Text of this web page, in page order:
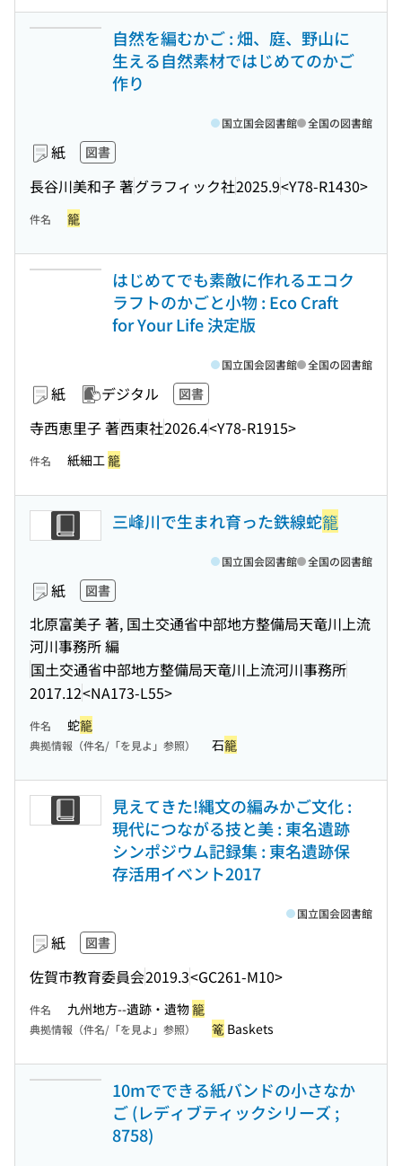
自然を編むかご : 畑、庭、野山に
生える自然素材ではじめてのかご
作り
紙 図書
長谷川美和子 著グラフィック社2025.9<Y78-R1430>
国立国会図書館 全国の図書館
件名 籠
はじめてでも素敵に作れるエコク
ラフトのかごと小物 : Eco Craft
for Your Life 決定版
紙 デジタル 図書
寺西恵里子 著西東社2026.4<Y78-R1915>
国立国会図書館 全国の図書館
件名 紙細工籠
三峰川で生まれ育った鉄線蛇籠
紙 図書
北原富美子 著, 国土交通省中部地方整備局天竜川上流
河川事務所 編
国土交通省中部地方整備局天竜川上流河川事務所
2017.12<NA173-L55>
国立国会図書館 全国の図書館
件名 蛇籠
典拠情報（件名/「を見よ」参照） 石籠
見えてきた!縄文の編みかご文化 :
現代につながる技と美 : 東名遺跡
シンポジウム記録集 : 東名遺跡保
存活用イベント2017
紙 図書
佐賀市教育委員会2019.3<GC261-M10>
国立国会図書館
件名 九州地方--遺跡・遺物籠
典拠情報（件名/「を見よ」参照） 篭 Baskets
10mでできる紙バンドの小さなか
ご (レディブティックシリーズ ;
8758)